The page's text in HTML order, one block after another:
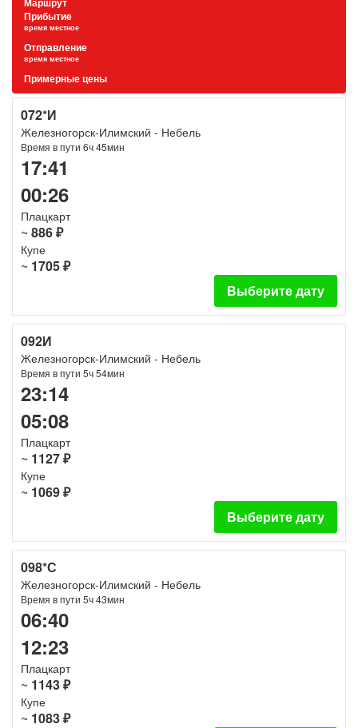
Прибытие
время местное
Отправление
время местное
Примерные цены
072*И
Железногорск-Илимский - Небель
Время в пути 6ч 45мин
17:41
00:26
Плацкарт
~ 886 ₽
Купе
~ 1705 ₽
Выберите дату
092И
Железногорск-Илимский - Небель
Время в пути 5ч 54мин
23:14
05:08
Плацкарт
~ 1127 ₽
Купе
~ 1069 ₽
Выберите дату
098*С
Железногорск-Илимский - Небель
Время в пути 5ч 43мин
06:40
12:23
Плацкарт
~ 1143 ₽
Купе
~ 1083 ₽